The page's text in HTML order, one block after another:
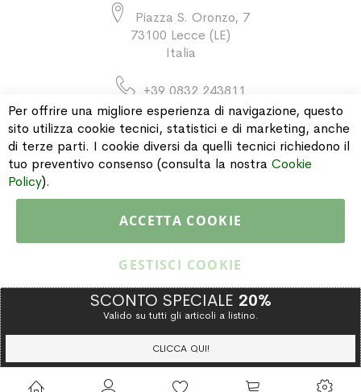
Piazza S. Oronzo, 7
73100 Lecce (LE)
Italia
+39 0832 243811
INFORMAZIONI
Copyright © 2015 Gioielleria Oreste Troso. All rights reserved. P. IVA
IT02064590751
Privacy Policy Cookie Policy
Per offrire una migliore esperienza di navigazione, questo
sito utilizza cookie tecnici, statistici e di marketing, anche
di terze parti. I cookie diversi da quelli tecnici richiedono il
tuo preventivo consenso (consulta la nostra Cookie
Policy).
ACCETTA COOKIE
GESTISCI COOKIE
SCONTO SPECIALE 20%
Valido su tutti gli articoli a listino.
CLICCA QUI!